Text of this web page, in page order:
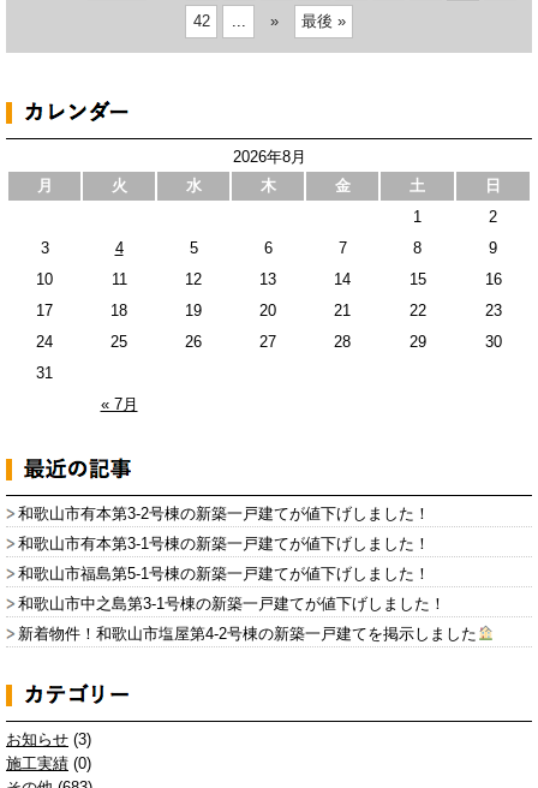
42 » 最後 »
2026年8月
月
火 水 木 金 土 日
« 7月
1
2
3
4 5 6 7 8
9
10
11 12 13 14 15
16
17
18 19 20 21 22
23
24
25 26 27 28 29
30
31
和歌山市有本第3-2号棟の新築一戸建てが値下げしました！
和歌山市有本第3-1号棟の新築一戸建てが値下げしました！
和歌山市福島第5-1号棟の新築一戸建てが値下げしました！
和歌山市中之島第3-1号棟の新築一戸建てが値下げしました！
新着物件！和歌山市塩屋第4-2号棟の新築一戸建てを掲示しました
お知らせ (3)
施工実績 (0)